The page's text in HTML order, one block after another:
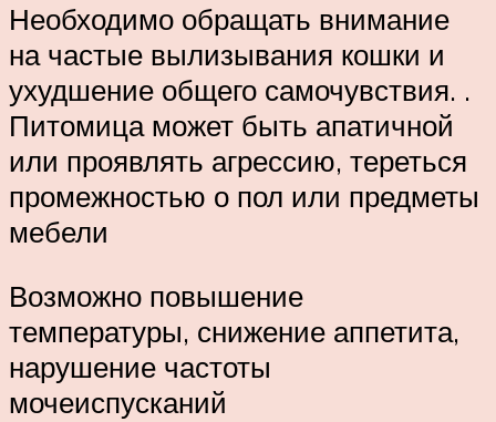
Необходимо обращать внимание
на частые вылизывания кошки и
ухудшение общего самочувствия. .
Питомица может быть апатичной
или проявлять агрессию, тереться
промежностью о пол или предметы
мебели
Возможно повышение
температуры, снижение аппетита,
нарушение частоты
мочеиспусканий